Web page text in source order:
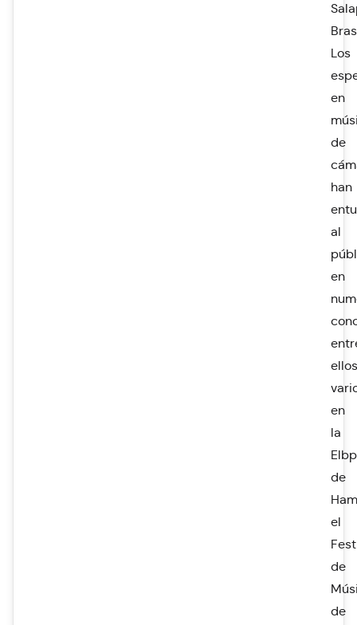
Los
en
de
han
al
en
ellos
en
la
de
el
de
de